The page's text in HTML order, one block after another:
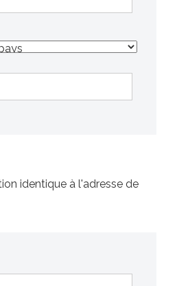
identique à l'adresse de